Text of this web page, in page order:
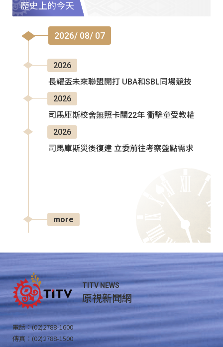
歷史上的今天
2026/ 08/ 07
2026
長耀盃未來聯盟開打 UBA和SBL同場競技
2026
司馬庫斯校舍無照卡關22年 衝擊童受教權
2026
司馬庫斯災後復建 立委前往考察盤點需求
more
TITV NEWS
原視新聞網
電話：(02)2788-1600
傳真：(02)2788-1500